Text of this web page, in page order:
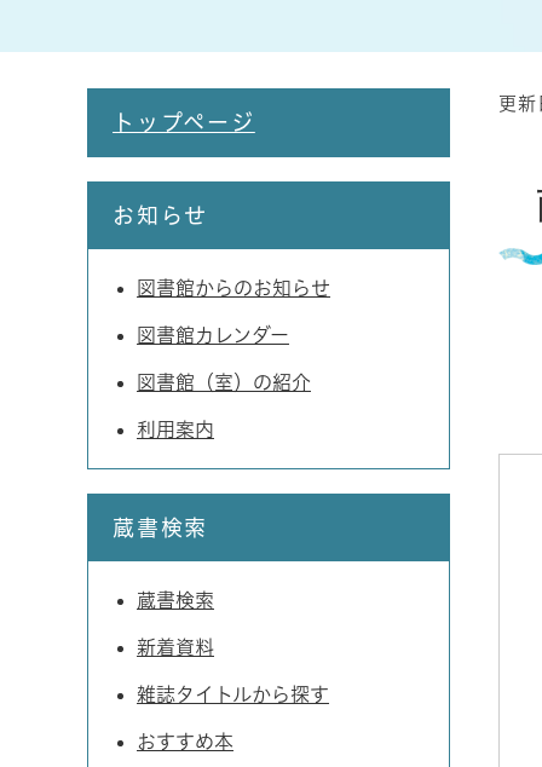
本
更
トップページ
お知らせ
図書館からのお知らせ
図書館カレンダー
図書館（室）の紹介
利用案内
蔵書検索
蔵書検索
新着資料
雑誌タイトルから探す
おすすめ本